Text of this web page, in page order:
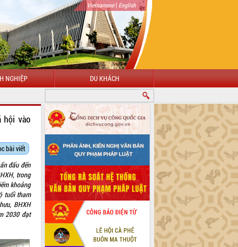
Vietnamese| English
NGHIỆP DU KHÁCH
CHÀO MỪNG ĐẾN VỚI CỔNG THÔNG TIN ĐIỆN TỬ TỈNH ĐẮK LẮK
hội vào
bài viết
đấu đến
trong
khoảng
tuổi tham
BHXH
2030 đạt